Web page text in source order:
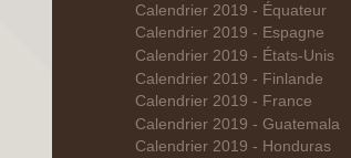
Calendrier 2019 - Équateur
Calendrier 2019 - Espagne
Calendrier 2019 - États-Unis
Calendrier 2019 - Finlande
Calendrier 2019 - France
Calendrier 2019 - Guatemala
Calendrier 2019 - Honduras